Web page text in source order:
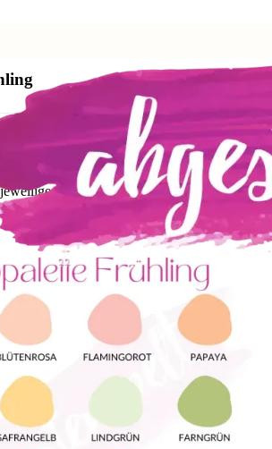
DER JAHRESZEIT AN! Heute
geben, wie du ganz schnell und einfach
Jahreszeit anpassen kannst. Tausche
und bediene dich an der jeweiligen
meine Farbpalette für den Frühling.